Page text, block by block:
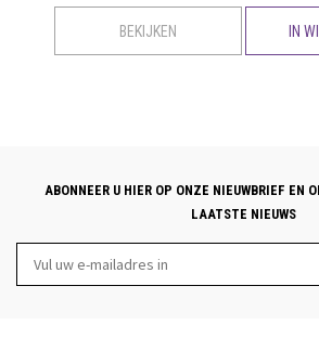
BEKIJKEN IN
ABONNEER U HIER OP ONZE NIEUWBRIEF EN
LAATSTE NIEUWS